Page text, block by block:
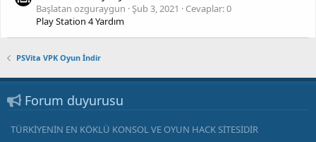
Başlatan ozguraygun Şub 3, 2021
Cevaplar: 0
Play Station 4 Yardım
PSVita VPK Oyun İndir
Forum duyurusu
TÜRKİYENİN EN KÖKLÜ KONSOL VE OYUN HACK SİTESİDİR